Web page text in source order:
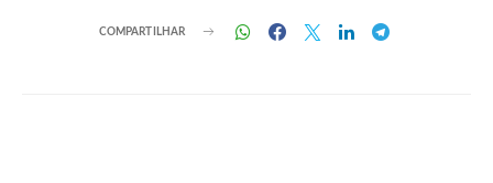
COMPARTILHAR